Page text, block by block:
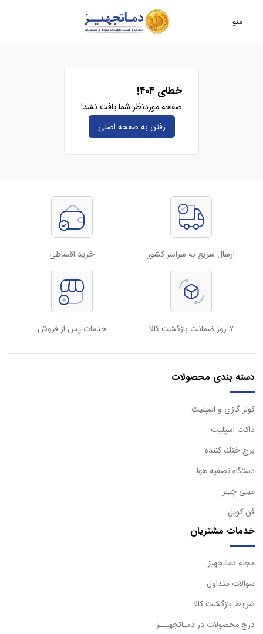
منو
خطای ۴۰۴!
صفحه موردنظر شما یافت نشد!
رفتن به صفحه‌ اصلی
ارسال سریع به سراسر کشور خرید اقساطی
۷ روز ضمانت بازگشت کالا خدمات پس از فروش
دسته بندی محصولات
كولر گازی و اسپليت
داكت اسپليت
برج خنك كننده
دستگاه تصفيه هوا
مینی چیلر
فن کویل
خدمات مشتریان
مجله دماتجهیز
سوالات متداول
شرایط بازگشت کالا
درج محصولات در دمـاتجهیــز